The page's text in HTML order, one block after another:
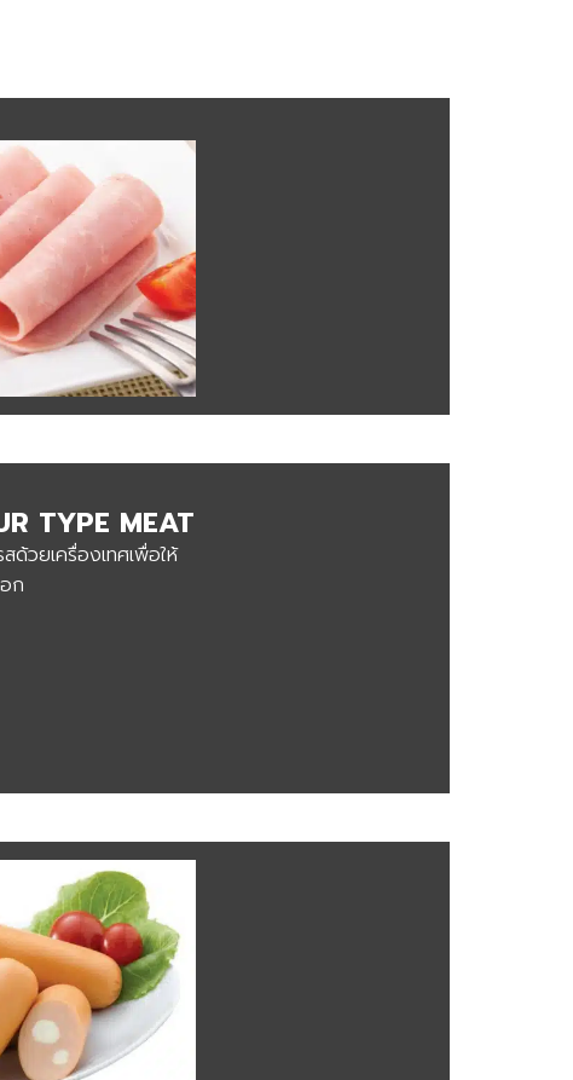
TYPE MEAT
ด้วยเครื่องเทศเพื่อให้
ก